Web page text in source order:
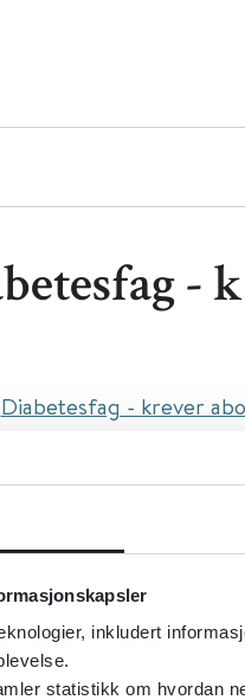
inkludert
statistikk om hvordan
-
Diabetesfag - krever
Diabetes